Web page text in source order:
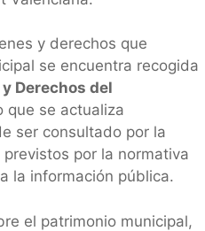
y derechos que
se encuentra recogida
Derechos del
que se actualiza
ser consultado por la
por la normativa
la información pública.
el patrimonio municipal,